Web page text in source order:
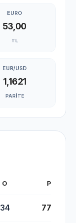
EURO
53,00
TL
EUR/USD
1,1621
PARITE
O P
34 77